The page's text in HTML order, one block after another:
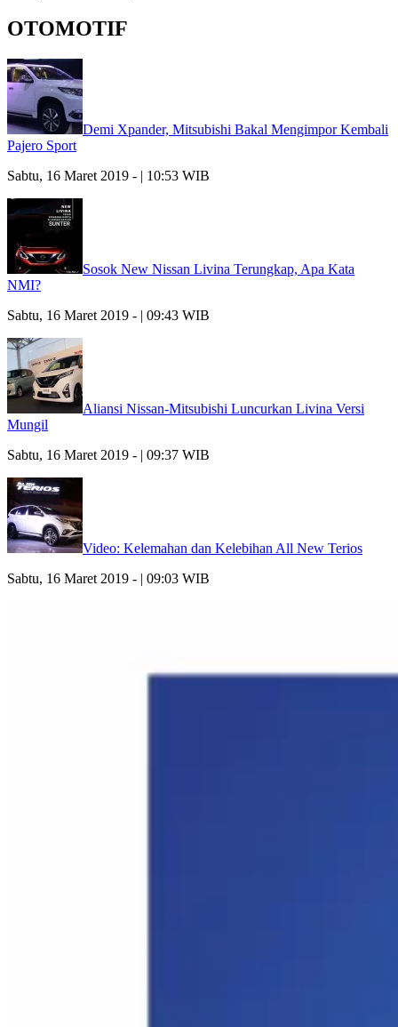
OTOMOTIF
Demi Xpander, Mitsubishi Bakal Mengimpor Kembali
Pajero Sport
Sabtu, 16 Maret 2019 - | 10:53 WIB
Sosok New Nissan Livina Terungkap, Apa Kata
NMI?
Sabtu, 16 Maret 2019 - | 09:43 WIB
Aliansi Nissan-Mitsubishi Luncurkan Livina Versi
Mungil
Sabtu, 16 Maret 2019 - | 09:37 WIB
Video: Kelemahan dan Kelebihan All New Terios
Sabtu, 16 Maret 2019 - | 09:03 WIB